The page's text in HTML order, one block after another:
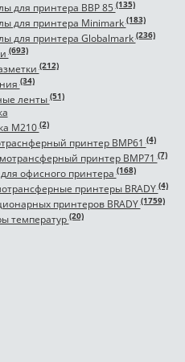
для принтера BBP 85(135)
для принтера Minimark(183)
для принтера Globalmark(236)
(693)
(212)
(34)
ленты(51)
M210(2)
принтер BMP61(4)
принтер BMP71(7)
офисного принтера(168)
принтеры BRADY(4)
принтеров BRADY(1759)
температур(20)